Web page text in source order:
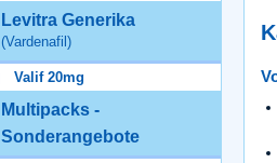
Levitra Generika
(Vardenafil)
Valif 20mg
Multipacks -
Sonderangebote